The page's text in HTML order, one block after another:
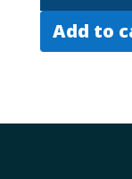
Add to